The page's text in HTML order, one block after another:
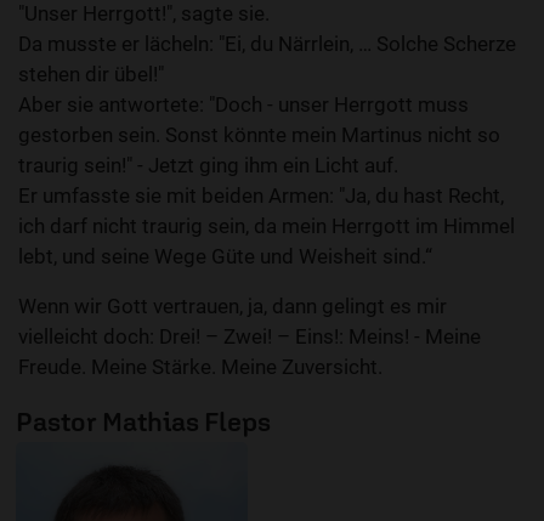
"Unser Herrgott!", sagte sie.
Da musste er lächeln: "Ei, du Närrlein, … Solche Scherze
stehen dir übel!"
Aber sie antwortete: "Doch - unser Herrgott muss
gestorben sein. Sonst könnte mein Martinus nicht so
traurig sein!" - Jetzt ging ihm ein Licht auf.
Er umfasste sie mit beiden Armen: "Ja, du hast Recht,
ich darf nicht traurig sein, da mein Herrgott im Himmel
lebt, und seine Wege Güte und Weisheit sind.“
Wenn wir Gott vertrauen, ja, dann gelingt es mir
vielleicht doch: Drei! – Zwei! – Eins!: Meins! - Meine
Freude. Meine Stärke. Meine Zuversicht.
Pastor Mathias Fleps